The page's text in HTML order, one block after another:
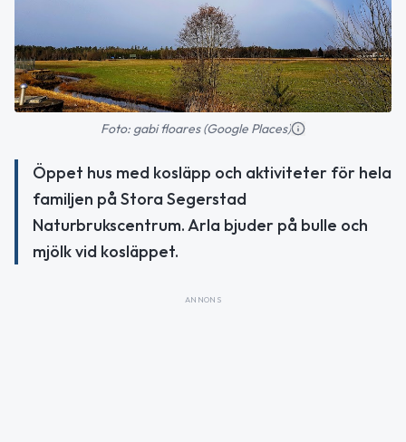
Foto: gabi floares (Google Places)
Öppet hus med kosläpp och aktiviteter för hela
familjen på Stora Segerstad
Naturbrukscentrum. Arla bjuder på bulle och
mjölk vid kosläppet.
ANNONS